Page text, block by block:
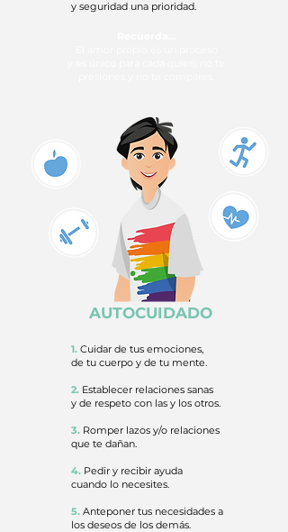
y seguridad una prioridad.
AUTOCUIDADO
1. Cuidar de tus emociones,
de tu cuerpo y de tu mente.
2. Establecer relaciones sanas
y de respeto con las y los otros.
3. Romper lazos y/o relaciones
que te dañan.
4. Pedir y recibir ayuda
cuando lo necesites.
5. Anteponer tus necesidades a
los deseos de los demás.